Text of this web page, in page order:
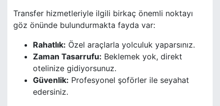
Transfer hizmetleriyle ilgili birkaç önemli noktayı
göz önünde bulundurmakta fayda var:
Rahatlık: Özel araçlarla yolculuk yaparsınız.
Zaman Tasarrufu: Beklemek yok, direkt
otelinize gidiyorsunuz.
Güvenlik: Profesyonel şoförler ile seyahat
edersiniz.